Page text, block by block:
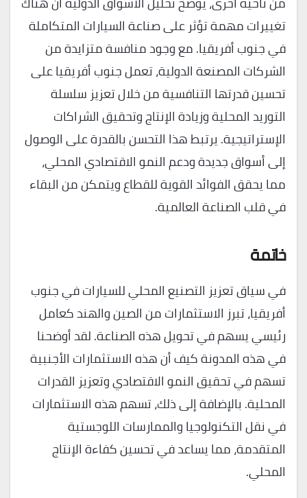
تغييرات مهمة تؤثر على صناعة السيارات المتكاملة
في جنوب أفريقيا. مع وجود منافسة متزايدة من
الشركات المصنعة الدولية، تعمل جنوب أفريقيا على
تحسين قدرتها التنافسية من خلال تعزيز سلسلة
التوريد المحلية وزيادة الإنتاج وتحقيق الشراكات
الإستراتيجية. يرتبط هذا التحسن بالقدرة على الوصول
إلى أسواق جديدة ودعم النمو الاقتصادي المحلي،
مما يحقق الفوائد القوية للقطاع ويتمكن من البقاء
في قلب الصناعة العالمية.
خاتمة
في سياق تعزيز التصنيع المحلي للسيارات في جنوب
أفريقيا، تبرز الاستثمارات من الصين والهند كعامل
رئيسي يسهم في تحويل هذه الصناعة. لقد أوضحنا
في هذه المدونة كيف أن هذه الاستثمارات الأجنبية
تسهم في تحقيق النمو الاقتصادي وتعزيز القدرات
المحلية. بالإضافة إلى ذلك، تسهم هذه الاستثمارات
في نقل التكنولوجيا والممارسات اللوجستية
المتقدمة، مما يساعد في تحسين كفاءة الإنتاج
المحلي.